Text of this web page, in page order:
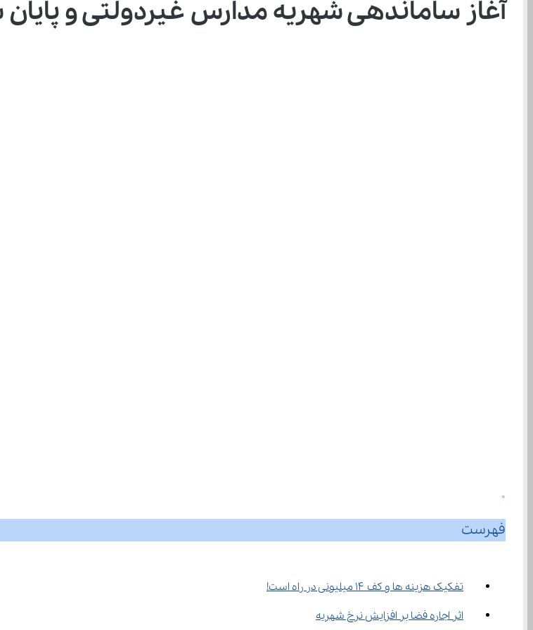
آغاز ساماندهی شهریه مدارس غیردولتی و
0
فهرست
تفکیک هزینه ها و کف ۱۴ میلیونی در راه است!
اثر اجاره فضا بر افزایش نرخ شهریه